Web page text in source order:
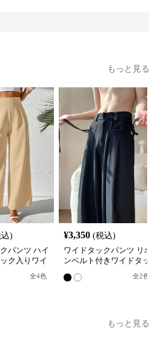
もっと見る
)
パンツ ハイ
ク入りワイ
全4色
¥3,350 (税込)
ワイドタックパンツ リボ
ンベルト付きワイドタッ
全2色
もっと見る